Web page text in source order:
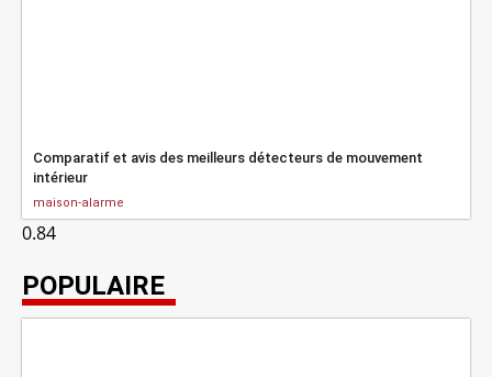
Comparatif et avis des meilleurs détecteurs de mouvement
intérieur
maison-alarme
POPULAIRE